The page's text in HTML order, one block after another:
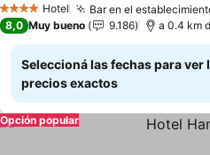
4 EstrellasHotel Bar en el
8,0 Muy bueno 9.186 a 0.4 km
Seleccioná las fechas para ver
precios exactos
Opción popular